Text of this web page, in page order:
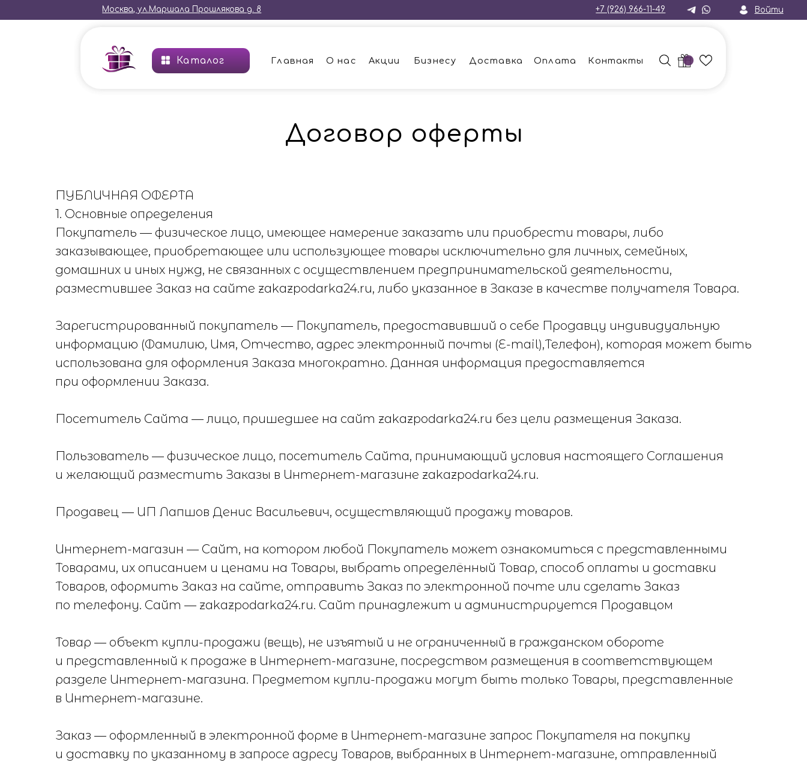
Главная
Каталог
Москва, ул.Маршала Прошлякова д. 8 Войти
Договор оферты
ПУБЛИЧНАЯ ОФЕРТА
1. Основные определения
Покупатель — физическое лицо, имеющее намерение заказать или приобрести товары, либо
заказывающее, приобретающее или использующее товары исключительно для личных, семейных,
домашних и иных нужд, не связанных с осуществлением предпринимательской деятельности,
разместившее Заказ на сайте zakazpodarka24.ru, либо указанное в Заказе в качестве получателя Товара.
Зарегистрированный покупатель — Покупатель, предоставивший о себе Продавцу индивидуальную
информацию (Фамилию, Имя, Отчество, адрес электронный почты (E-mail),Телефон), которая может быть
использована для оформления Заказа многократно. Данная информация предоставляется
при оформлении Заказа.
Посетитель Сайта — лицо, пришедшее на сайт zakazpodarka24.ru без цели размещения Заказа.
Пользователь — физическое лицо, посетитель Сайта, принимающий условия настоящего Соглашения
и желающий разместить Заказы в Интернет-магазине zakazpodarka24.ru.
Продавец — ИП Лапшов Денис Васильевич, осуществляющий продажу товаров.
Интернет-магазин — Сайт, на котором любой Покупатель может ознакомиться с представленными
Товарами, их описанием и ценами на Товары, выбрать определённый Товар, способ оплаты и доставки
Товаров, оформить Заказ на сайте, отправить Заказ по электронной почте или сделать Заказ
по телефону. Сайт — zakazpodarka24.ru. Сайт принадлежит и администрируется Продавцом
Товар — объект купли-продажи (вещь), не изъятый и не ограниченный в гражданском обороте
и представленный к продаже в Интернет-магазине, посредством размещения в соответствующем
разделе Интернет-магазина. Предметом купли-продажи могут быть только Товары, представленные
в Интернет-магазине.
Заказ — оформленный в электронной форме в Интернет-магазине запрос Покупателя на покупку
и доставку по указанному в запросе адресу Товаров, выбранных в Интернет-магазине, отправленный